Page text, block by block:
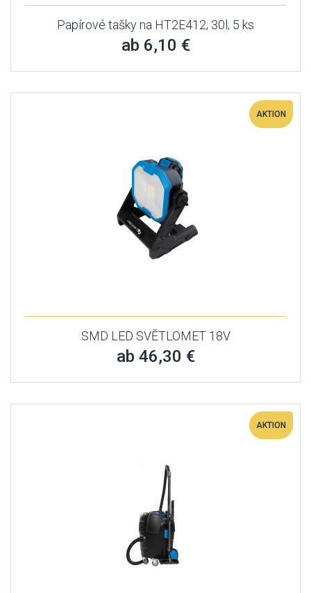
Papírové tašky na HT2E412; 30l; 5 ks
ab 6,10 €
AKTION
SMD LED SVĚTLOMET 18V
ab 46,30 €
AKTION